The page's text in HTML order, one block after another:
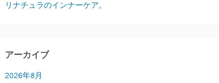
リナチュラのインナーケア。
アーカイブ
2026年8月